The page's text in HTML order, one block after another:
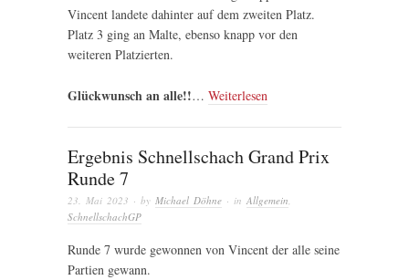
Vincent landete dahinter auf dem zweiten Platz.
Platz 3 ging an Malte, ebenso knapp vor den
weiteren Platzierten.
Glückwunsch an alle!!… Weiterlesen
Ergebnis Schnellschach Grand Prix
Runde 7
23. Mai 2023 · by Michael Döhne · in Allgemein
SchnellschachGP
Runde 7 wurde gewonnen von Vincent der alle seine
Partien gewann.